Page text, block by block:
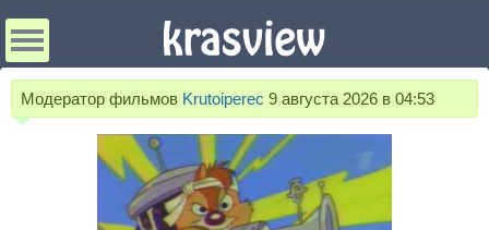
Модератор фильмов Krutoiperec 9 августа 2026 в 04:53